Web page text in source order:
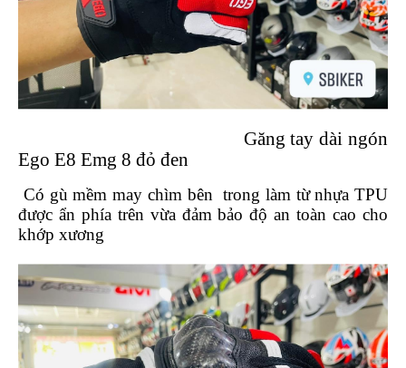
BALO
TÚI
ĐEO
GIVI
MOTO
GIÁP
MOTO
NGHE
GẮN
MŨ
BẢO
HIỂM
Găng tay dài ngón
Ego E8 Emg 8 đỏ đen
Có gù mềm may chìm bên trong làm từ nhựa TPU
được ẩn phía trên vừa đảm bảo độ an toàn cao cho
khớp xương